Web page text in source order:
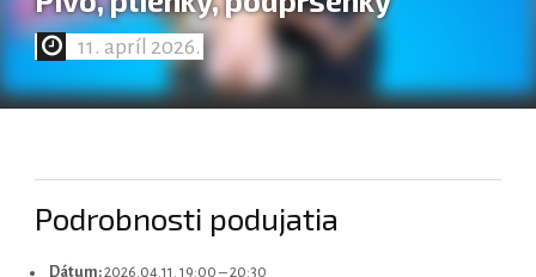
11. apríl 2026.
Podrobnosti podujatia
Dátum:2026.04.11. 19:00–20:30